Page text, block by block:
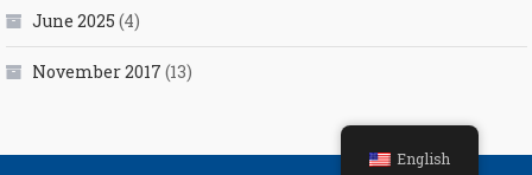
June 2025 (4)
November 2017 (13)
English